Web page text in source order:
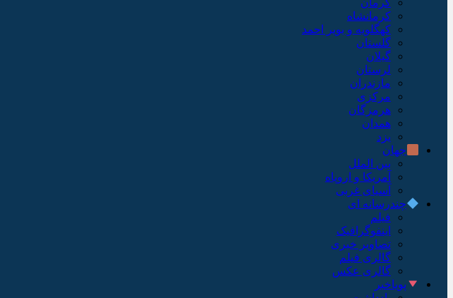
کرمان
کرمانشاه
کهگلویه و بویر احمد
گلستان
گیلان
لرستان
مازندران
مرکزی
هرمزگان
همدان
یزد
جهان
بین الملل
آمریکا و اروپاه
آسیای غربی
چندرسانه ای
فیلم
اینفوگرافیک
تصاویر خبری
گالری فیلم
گالری عکس
پویاخبر